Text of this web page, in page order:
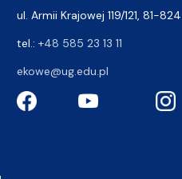
ul. Armii Krajowej 119/121, 81-
tel.: +48 585 23 13 11
ekowe@ug.edu.pl